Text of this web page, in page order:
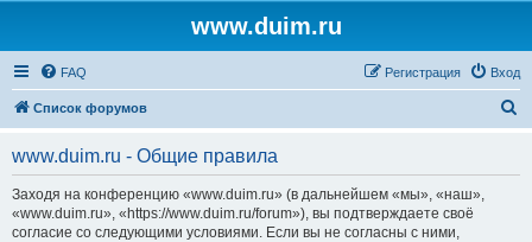
www.duim.ru
FAQ Вход
Регистрация
Список форумов
www.duim.ru - Общие правила
Заходя на конференцию «www.duim.ru» (в дальнейшем «мы», «наш»,
«www.duim.ru», «https://www.duim.ru/forum»), вы подтверждаете своё
согласие со следующими условиями. Если вы не согласны с ними,